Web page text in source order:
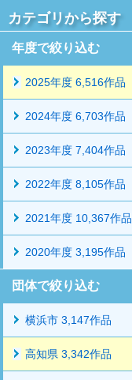
カテゴリから探す
年度で絞り込む
2025年度 6,516作品
2024年度 6,703作品
2023年度 7,404作品
2022年度 8,105作品
2021年度 10,367作品
2020年度 3,195作品
団体で絞り込む
横浜市 3,147作品
高知県 3,342作品